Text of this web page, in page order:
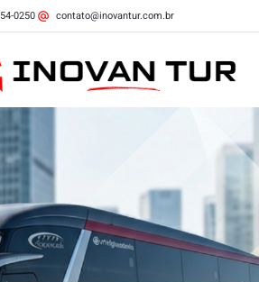
0250 contato@inovantur.com.br